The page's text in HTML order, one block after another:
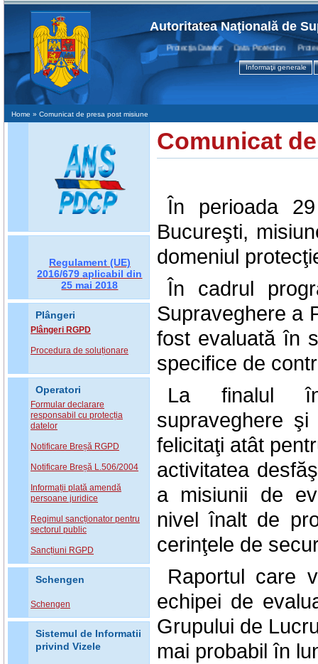
Autoritatea Naţională de
Protecţia Datelor Data Protection Protection
Informaţii generale
Home » Comunicat de presa post misiune
Regulament (UE)
2016/679 aplicabil din
25 mai 2018
Plângeri
Plângeri RGPD
Procedura de soluționare
Operatori
Formular declarare
responsabil cu protecția
datelor
Notificare Breșă RGPD
Notificare Breșă L.506/2004
Informații plată amendă
persoane juridice
Regimul sancționator pentru
sectorul public
Sancțiuni RGPD
Schengen
Schengen
Sistemul de Informatii
privind Vizele
Comunicat
În perioada
Bucureşti,
domeniul
În cadrul
Supraveghere a
fost evaluată în
specifice de
La finalul
supraveghere
felicitaţi atât
activitatea
a misiunii de
nivel înalt de
cerinţele de
Raportul care
echipei de
Grupului de
mai probabil în